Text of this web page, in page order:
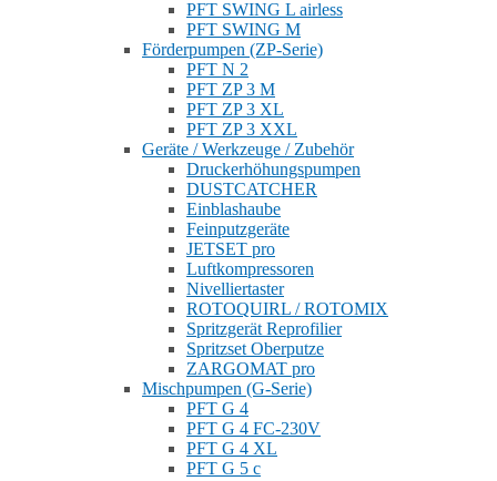
PFT SWING L airless
PFT SWING M
Förderpumpen (ZP-Serie)
PFT N 2
PFT ZP 3 M
PFT ZP 3 XL
PFT ZP 3 XXL
Geräte / Werkzeuge / Zubehör
Druckerhöhungspumpen
DUSTCATCHER
Einblashaube
Feinputzgeräte
JETSET pro
Luftkompressoren
Nivelliertaster
ROTOQUIRL / ROTOMIX
Spritzgerät Reprofilier
Spritzset Oberputze
ZARGOMAT pro
Mischpumpen (G-Serie)
PFT G 4
PFT G 4 FC-230V
PFT G 4 XL
PFT G 5 c